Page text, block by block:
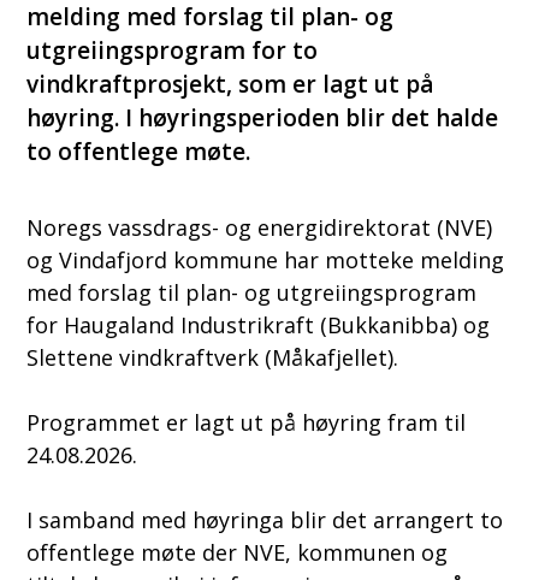
melding med forslag til plan- og
utgreiingsprogram for to
vindkraftprosjekt, som er lagt ut på
høyring. I høyringsperioden blir det halde
to offentlege møte.
Noregs vassdrags- og energidirektorat (NVE)
og Vindafjord kommune har motteke melding
med forslag til plan- og utgreiingsprogram
for Haugaland Industrikraft (Bukkanibba) og
Slettene vindkraftverk (Måkafjellet).
Programmet er lagt ut på høyring fram til
24.08.2026.
I samband med høyringa blir det arrangert to
offentlege møte der NVE, kommunen og